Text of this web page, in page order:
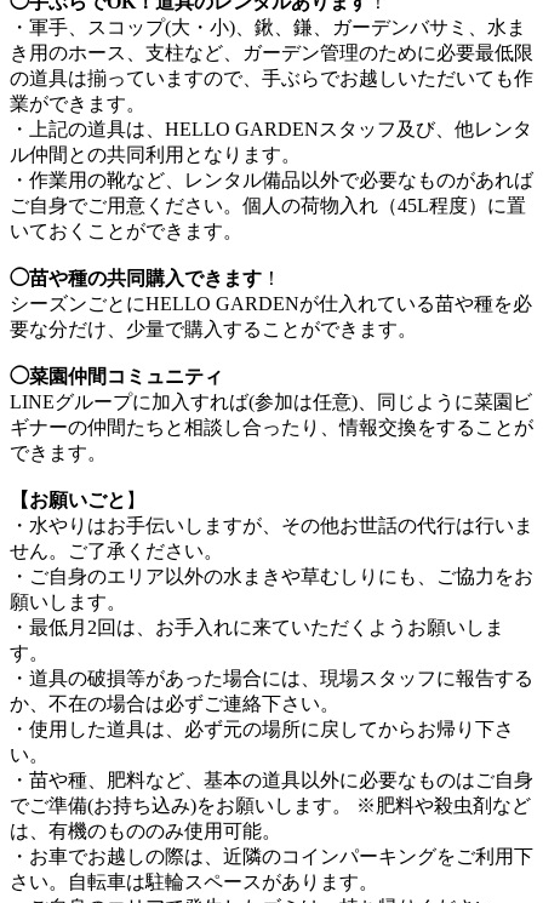
・軍手、スコップ(大・小)、鍬、鎌、ガーデンバサミ、水ま
き用のホース、支柱など、ガーデン管理のために必要最低限
の道具は揃っていますので、手ぶらでお越しいただいても作
業ができます。
・上記の道具は、HELLO GARDENスタッフ及び、他レンタ
ル仲間との共同利用となります。
・作業用の靴など、レンタル備品以外で必要なものがあれば
ご自身でご用意ください。個人の荷物入れ（45L程度）に置
いておくことができます。
◯苗や種の共同購入できます ！
シーズンごとにHELLO GARDENが仕入れている苗や種を必
要な分だけ、少量で購入することができます。
◯菜園仲間コミュニティ
LINEグループに加入すれば(参加は任意)、同じように菜園ビ
ギナーの仲間たちと相談し合ったり、情報交換をすることが
できます。
【お願いごと 】
・水やりはお手伝いしますが、その他お世話の代行は行いま
せん。ご了承ください。
・ご自身のエリア以外の水まきや草むしりにも、ご協力をお
願いします。
・最低月2回は、お手入れに来ていただくようお願いしま
す。
・道具の破損等があった場合には、現場スタッフに報告する
か、不在の場合は必ずご連絡下さい。
・使用した道具は、必ず元の場所に戻してからお帰り下さ
い。
・苗や種、肥料など、基本の道具以外に必要なものはご自身
でご準備(お持ち込み)をお願いします。 ※肥料や殺虫剤など
は、有機のもののみ使用可能。
・お車でお越しの際は、近隣のコインパーキングをご利用下
さい。自転車は駐輪スペースがあります。